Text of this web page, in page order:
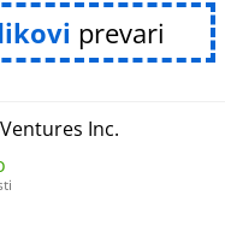
prevari
Ventures Inc.